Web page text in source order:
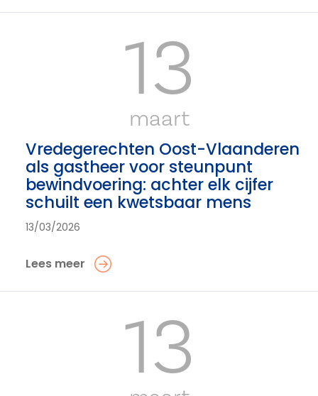
13
maart
Vredegerechten Oost-Vlaanderen
als gastheer voor steunpunt
bewindvoering: achter elk cijfer
schuilt een kwetsbaar mens
13/03/2026
Lees meer
13